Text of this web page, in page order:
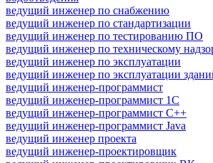
ведущий инженер по снабжению
ведущий инженер по стандартизации
ведущий инженер по тестированию ПО
ведущий инженер по техническому
ведущий инженер по эксплуатации
ведущий инженер по эксплуатации
ведущий инженер-программист
ведущий инженер-программист 1С
ведущий инженер-программист C++
ведущий инженер-программист Java
ведущий инженер проекта
ведущий инженер-проектировщик